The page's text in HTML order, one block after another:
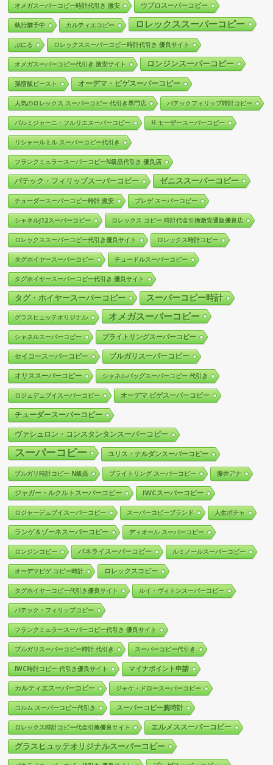
オメガスーパーコピー時計代引き 激安 ウブロスーパーコピー
執行猶予中 カルティエコピー ロレックススーパーコピー
ぷにる ロレックススーパーコピー時計代引き 優良サイト
オメガスーパーコピー代引き 激安サイト ロンジンスーパーコピー
孫悟飯ビースト オーデマ・ピゲスーパーコピー
人気のロレックス スーパーコピー 代引き専門店 パテックフィリップ時計コピー
パルミジャーニ・フルリエスーパーコピー H.モーザースーパーコピー
リシャールミル スーパーコピー代引き
フランクミュラースーパーコピーN級品代引き 優良店
パテック・フィリップスーパーコピー ゼニススーパーコピー
チューダースーパーコピー時計 激安 ブレゲ スーパーコピー
シャネルJ12スーパーコピー ロレックス コピー 時計代金引換激安通販優良店
ロレックススーパーコピー代引き優良サイト ロレックス時計コピー
タグホイヤースーパーコピー チュードルスーパーコピー
タグホイヤースーパーコピー代引き 優良サイト
タグ・ホイヤースーパーコピー スーパーコピー時計
グラスヒュッテオリジナル オメガスーパーコピー
シャネルスーパーコピー ブライトリングスーパーコピー
セイコースーパーコピー ブルガリスーパーコピー
オリススーパーコピー シャネルバッグスーパーコピー 代引き
ロジェデュブイスーパーコピー オーデマ ピゲスーパーコピー
チューダースーパーコピー
ヴァシュロン・コンスタンタンスーパーコピー
スーパーコピー ユリス・ナルダンスーパーコピー
ブルガリ時計コピー N級品 ブライトリング スーパーコピー 藤井アナ
ジャガー・ルクルトスーパーコピー IWCスーパーコピー
ロジャーデュブイスーパーコピー スーパーコピーブランド 人生ポチャ
ランゲ＆ゾーネスーパーコピー ディオール スーパーコピー
ロンジンコピー パネライスーパーコピー ルミノールスーパーコピー
オーデマピゲ コピー時計 ロレックスコピー
タグホイヤーコピー代引き優良サイト ルイ・ヴィトンスーパーコピー
パテック・フィリップコピー
フランクミュラースーパーコピー代引き 優良サイト
ブルガリスーパーコピー時計 代引き スーパーコピー代引き
IWC時計コピー 代引き優良サイト マイナポイント申請
カルティエスーパーコピー ジャケ・ドロースーパーコピー
コルム スーパーコピー代引き スーパーコピー腕時計
ロレックス時計コピー代金引換優良サイト エルメススーパーコピー
グラスヒュッテオリジナルスーパーコピー